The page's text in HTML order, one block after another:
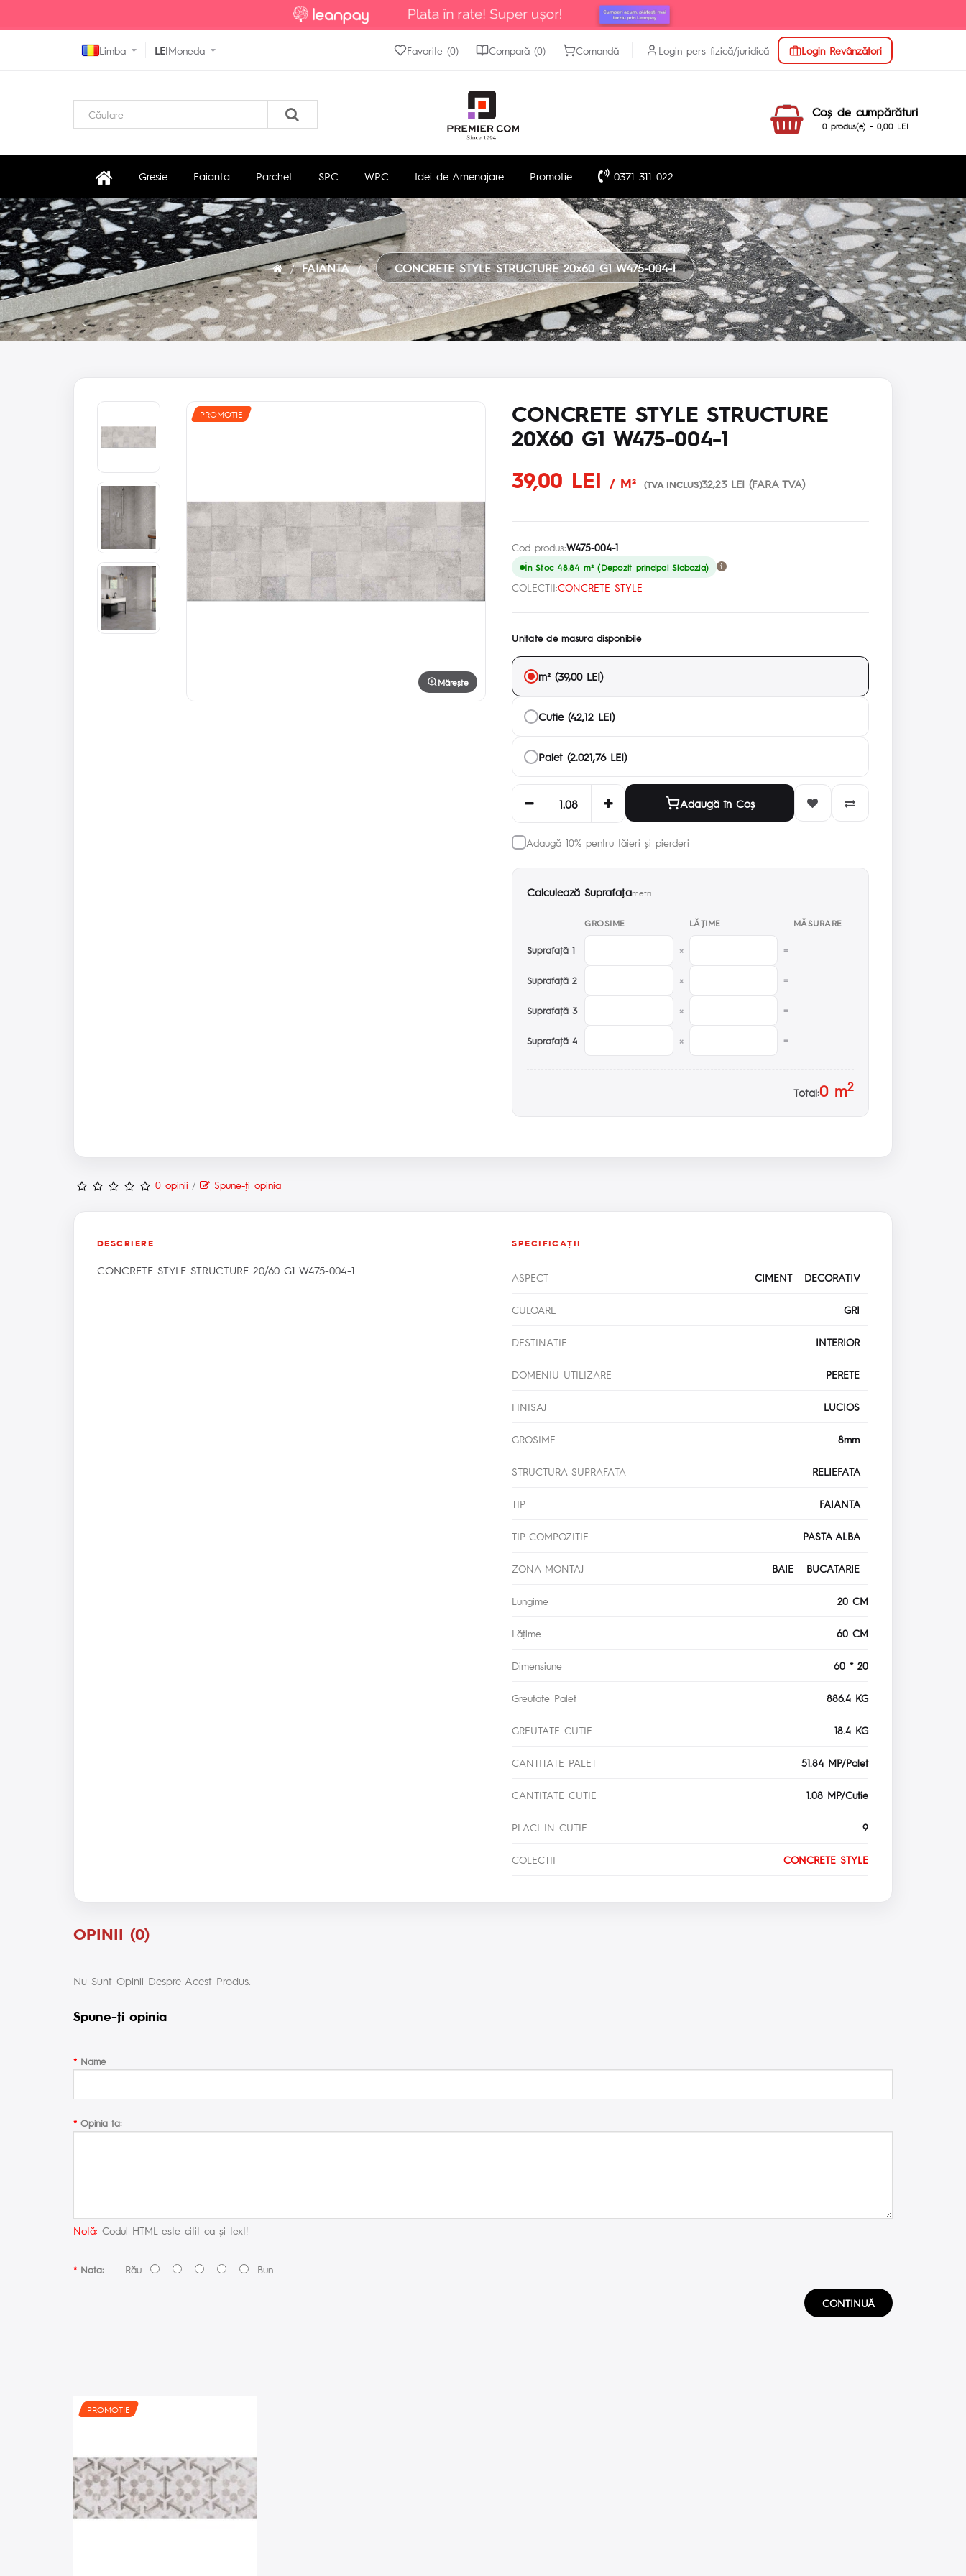
Limba LEIMoneda Login Revânzători
Login pers fizică/juridică
Favorite (0) Compară (0) Comandă
Coş de cumpărături
0 produs(e) - 0,00 LEI
Gresie Faianta Parchet SPC WPC Idei de Amenajare Promotie 0371 311 022
FAIANTA CONCRETE STYLE STRUCTURE 20x60 G1 W475-004-1
Mărește
PROMOTIE
CONCRETE STYLE STRUCTURE
20X60 G1 W475-004-1
39,00 LEI
/ M² (TVA INCLUS)32,23 LEI (FARA TVA)
Cod produs:W475-004-1
În Stoc 48.84 m² (Depozit principal Slobozia)
COLECTII:CONCRETE STYLE
Unitate de masura disponibile
m² (39,00 LEI)
Cutie (42,12 LEI)
Palet (2.021,76 LEI)
Adaugă în Coş
Adaugă 10% pentru tăieri și pierderi
Calculează Suprafaţametri
GROSIME LĂŢIME MĂSURARE
Suprafaţă 1 × =
Suprafaţă 2 × =
Suprafaţă 3 × =
Suprafaţă 4 × =
Total:0m2
0 opinii / Spune-ţi opinia
DESCRIERE
CONCRETE STYLE STRUCTURE 20/60 G1 W475-004-1
SPECIFICAŢII
ASPECT CIMENT DECORATIV
CULOARE GRI
DESTINATIE INTERIOR
DOMENIU UTILIZARE PERETE
FINISAJ LUCIOS
GROSIME 8mm
STRUCTURA SUPRAFATA RELIEFATA
TIP FAIANTA
TIP COMPOZITIE PASTA ALBA
ZONA MONTAJ BAIE BUCATARIE
Lungime 20 CM
Lăţime 60 CM
Dimensiune 60 * 20
Greutate Palet 886.4 KG
GREUTATE CUTIE 18.4 KG
CANTITATE PALET 51.84 MP/Palet
CANTITATE CUTIE 1.08 MP/Cutie
PLACI IN CUTIE 9
COLECTII CONCRETE STYLE
OPINII (0)
Nu Sunt Opinii Despre Acest Produs.
Spune-ţi opinia
Name
Opinia ta:
Notă: Codul HTML este citit ca şi text!
Nota:Rău Bun
CONTINUĂ
PROMOTIE